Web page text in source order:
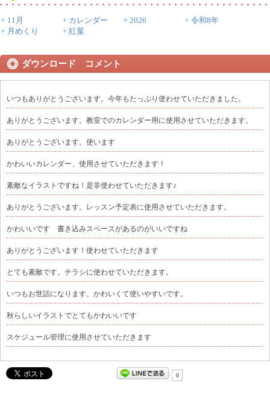
11月 カレンダー 2026
令和8年
月めくり
紅葉
ダウンロード コメント
いつもありがとうございます。今年もたっぷり使わせていただきました。
ありがとうございます。教室でのカレンダー用に使用させていただきます。
ありがとうございます。使います
かわいいカレンダー、使用させていただきます！
素敵なイラストですね！是非使わせていただきます♪
ありがとうございます。レッスン予定表に使用させていただきます。
かわいいです 書き込みスペースがあるのがいいですね
ありがとうございます！使わせていただきます
とても素敵です。チラシに使わせていただきます。
いつもお世話になります。かわいくて使いやすいです。
秋らしいイラストでとてもかわいいです
スケジュール管理に使用させていただきます
0